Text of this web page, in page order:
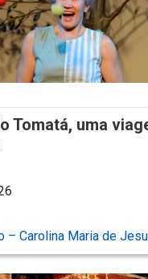
Tomatá, uma
– Carolina Maria de